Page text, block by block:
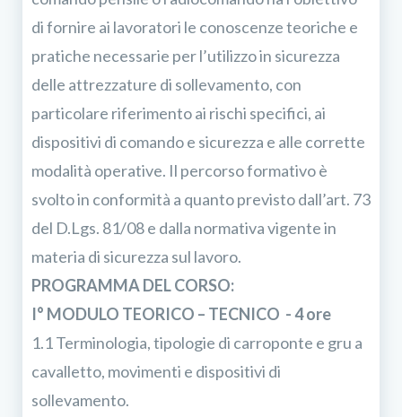
di fornire ai lavoratori le conoscenze teoriche e
pratiche necessarie per l’utilizzo in sicurezza
delle attrezzature di sollevamento, con
particolare riferimento ai rischi specifici, ai
dispositivi di comando e sicurezza e alle corrette
modalità operative. Il percorso formativo è
svolto in conformità a quanto previsto dall’art. 73
del D.Lgs. 81/08 e dalla normativa vigente in
materia di sicurezza sul lavoro.
PROGRAMMA DEL CORSO:
I° MODULO TEORICO – TECNICO - 4 ore
1.1 Terminologia, tipologie di carroponte e gru a
cavalletto, movimenti e dispositivi di
sollevamento.